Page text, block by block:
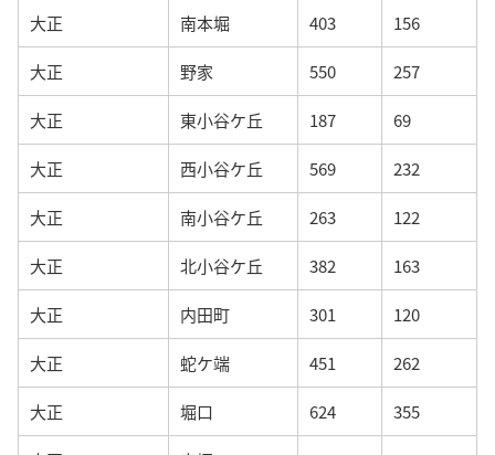
大正 南本堀 403 156
大正 野家 550 257
大正 東小谷ケ丘 187 69
大正 西小谷ケ丘 569 232
大正 南小谷ケ丘 263 122
大正 北小谷ケ丘 382 163
大正 内田町 301 120
大正 蛇ケ端 451 262
大正 堀口 624 355